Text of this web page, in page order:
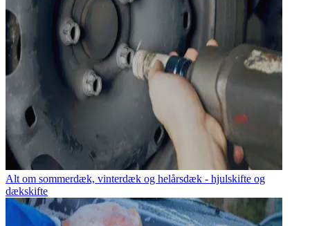
Alt om sommerdæk, vinterdæk og helårsdæk - hjulskifte og
dækskifte